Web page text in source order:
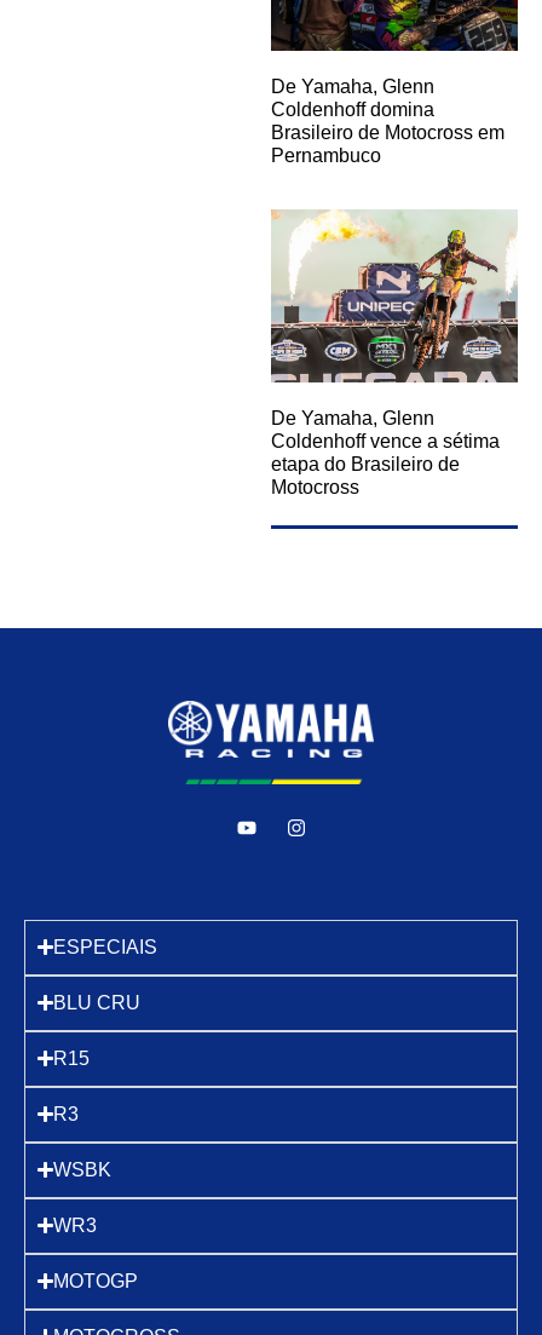
De Yamaha, Glenn
Coldenhoff domina
Brasileiro de Motocross em
Pernambuco
De Yamaha, Glenn
Coldenhoff vence a sétima
etapa do Brasileiro de
Motocross
ESPECIAIS
BLU CRU
R15
R3
WSBK
WR3
MOTOGP